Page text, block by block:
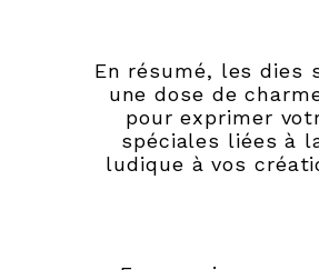
En résumé, les dies
une dose de
pour exprimer
spéciales liées à
ludique à vos